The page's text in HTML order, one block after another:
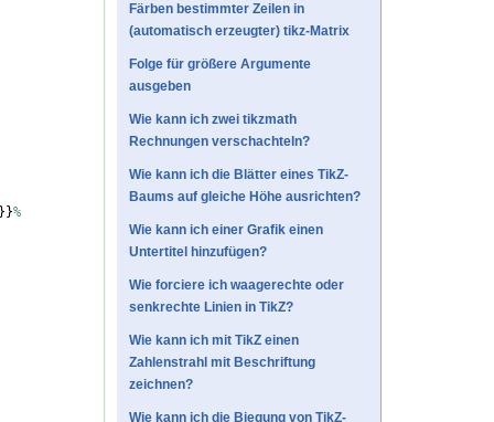
%
Färben bestimmter Zeilen in
(automatisch erzeugter) tikz-Matrix
Folge für größere Argumente
ausgeben
Wie kann ich zwei tikzmath
Rechnungen verschachteln?
Wie kann ich die Blätter eines TikZ-
Baums auf gleiche Höhe ausrichten?
Wie kann ich einer Grafik einen
Untertitel hinzufügen?
Wie forciere ich waagerechte oder
senkrechte Linien in TikZ?
Wie kann ich mit TikZ einen
Zahlenstrahl mit Beschriftung
zeichnen?
Wie kann ich die Biegung von TikZ-